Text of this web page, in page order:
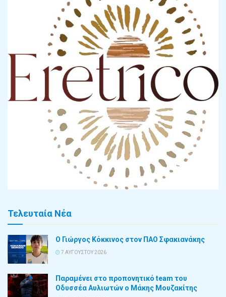
Τελευταία Νέα
Ο Γιώργος Κόκκινος στον ΠΑΟ Σφακιανάκης
7 ΑΥΓΟΎΣΤΟΥ 2026
Παραμένει στο προπονητικό team του
Οδυσσέα Αυλιωτών ο Μάκης Μουζακίτης